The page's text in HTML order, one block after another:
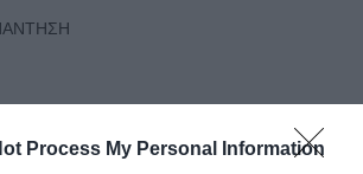
Process My Personal Information